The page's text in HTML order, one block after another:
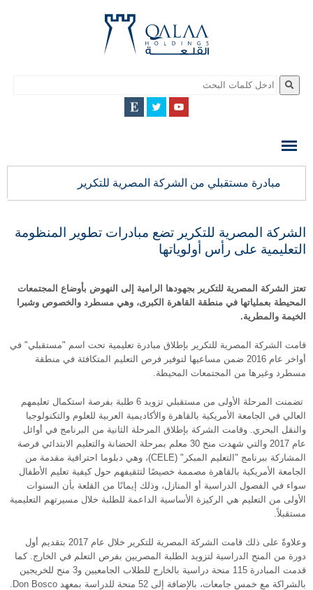
QALAA
QALAA
HOLDINGS
مبادرة مستقبلي من الشركة المصرية للتكرير
الشركة المصرية للتكرير تضع مبادرات تطوير المنظومة
التعليمية على رأس أولوياتها
تعتز الشركة المصرية للتكرير بجهودها الرامية إلى النهوض بأوضاع المجتمعات
المحيطة بعملياتها في منطقة القاهرة الكبرى، وهي مسطرد والخصوص وشبرا
الخيمة والمطرية.
قامت الشركة المصرية للتكرير بإطلاق مبادرة تعليمية تحت اسم "مستقبلي" في
أواخر عام 2016 ضمن مساعيها لتوفير فرص التعليم المتكافئة في منطقة
مسطرد وغيرها من المجتمعات المحيطة.
تضمنت المرحلة الأولى من مستقبلي تزويد 6 طلبة بفرصة استكمال تعليمهم
العالي في الجامعة الأمريكية بالقاهرة والأكاديمية العربية للعلوم والتكنولوجيا
والنقل البحري. وقامت الشركة بإطلاق المرحلة الثانية من البرنامج في أوائل
عام 2017 والتي شهدت منح 30 معلم بمرحلة الحضانة والتعليم الابتدائي فرصة
المشاركة ببرنامج "التعليم المبكر" (CELE)، وهي دبلوما احترافية مقدمة من
الجامعة الأمريكية بالقاهرة مصممة خصيصًا لتثقيفهم حول كيفية تعليم الأطفال
سواء في الفصول الدراسية أو المنازل، وذلك إيمانًا من القلعة بأن السنوات
الأولى من التعليم هي الركيزة الأساسية الداعمة للطلبة خلال مسيرتهم التعليمية
مستقبلاً.
وعلاوةً على ذلك قامت الشركة المصرية للتكرير خلال عام 2017 بتقديم أول
دورة من المنح الدراسية لتزويد الطلبة المصريين بفرص التعلم في الخارج. كما
قدمت المبادرة 115 منحة دراسية بالخارج للطلاب الجامعيين و3 منح للخريجين
بالشراكة مع خمس جامعات، بالإضافة إلى 52 منحة للدراسة بمعهد Don Bosco.